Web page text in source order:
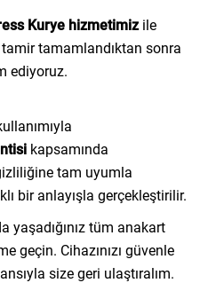
Kurye hizmetimizile
tamir tamamlandıktan sonra
ediyoruz.
kapsamında
tam uyumla
bir anlayışla gerçekleştirilir.
yaşadığınız tüm anakart
geçin. Cihazınızı güvenle
size geri ulaştıralım.